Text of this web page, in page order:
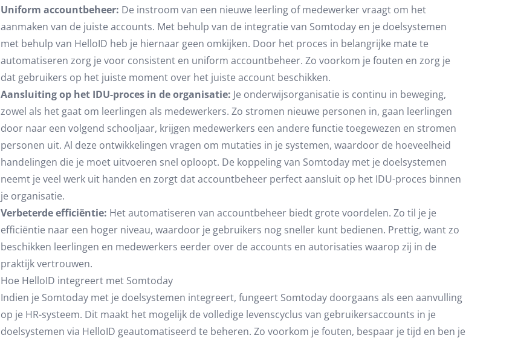
Uniform accountbeheer: De instroom van een nieuwe leerling of medewerker vraagt om het
aanmaken van de juiste accounts. Met behulp van de integratie van Somtoday en je doelsystemen
met behulp van HelloID heb je hiernaar geen omkijken. Door het proces in belangrijke mate te
automatiseren zorg je voor consistent en uniform accountbeheer. Zo voorkom je fouten en zorg je
dat gebruikers op het juiste moment over het juiste account beschikken.
Aansluiting op het IDU-proces in de organisatie: Je onderwijsorganisatie is continu in beweging,
zowel als het gaat om leerlingen als medewerkers. Zo stromen nieuwe personen in, gaan leerlingen
door naar een volgend schooljaar, krijgen medewerkers een andere functie toegewezen en stromen
personen uit. Al deze ontwikkelingen vragen om mutaties in je systemen, waardoor de hoeveelheid
handelingen die je moet uitvoeren snel oploopt. De koppeling van Somtoday met je doelsystemen
neemt je veel werk uit handen en zorgt dat accountbeheer perfect aansluit op het IDU-proces binnen
je organisatie.
Verbeterde efficiëntie: Het automatiseren van accountbeheer biedt grote voordelen. Zo til je je
efficiëntie naar een hoger niveau, waardoor je gebruikers nog sneller kunt bedienen. Prettig, want zo
beschikken leerlingen en medewerkers eerder over de accounts en autorisaties waarop zij in de
praktijk vertrouwen.
Hoe HelloID integreert met Somtoday
Indien je Somtoday met je doelsystemen integreert, fungeert Somtoday doorgaans als een aanvulling
op je HR-systeem. Dit maakt het mogelijk de volledige levenscyclus van gebruikersaccounts in je
doelsystemen via HelloID geautomatiseerd te beheren. Zo voorkom je fouten, bespaar je tijd en ben je